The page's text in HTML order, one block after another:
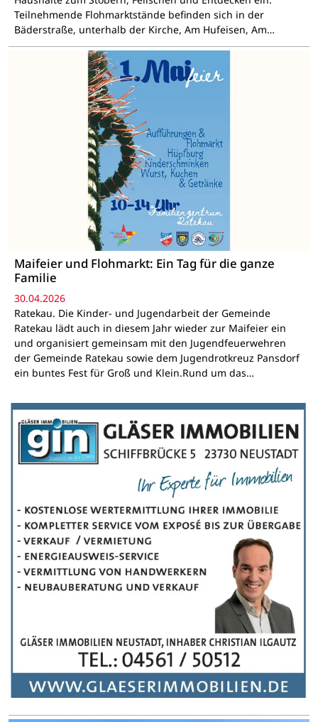
Teilnehmende Flohmarktstände befinden sich in der
Bäderstraße, unterhalb der Kirche, Am Hufeisen, Am…
Maifeier und Flohmarkt: Ein Tag für die ganze
Familie
30.04.2026
Ratekau. Die Kinder- und Jugendarbeit der Gemeinde
Ratekau lädt auch in diesem Jahr wieder zur Maifeier ein
und organisiert gemeinsam mit den Jugendfeuerwehren
der Gemeinde Ratekau sowie dem Jugendrotkreuz Pansdorf
ein buntes Fest für Groß und Klein.Rund um das…